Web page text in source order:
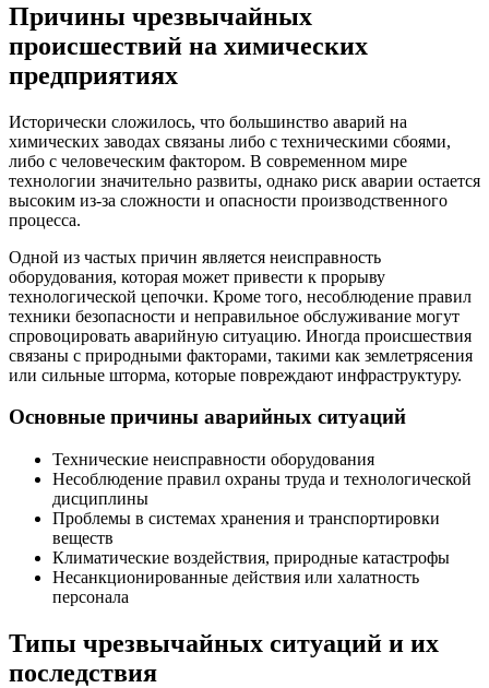
Причины чрезвычайных
происшествий на химических
предприятиях
Исторически сложилось, что большинство аварий на
химических заводах связаны либо с техническими сбоями,
либо с человеческим фактором. В современном мире
технологии значительно развиты, однако риск аварии остается
высоким из-за сложности и опасности производственного
процесса.
Одной из частых причин является неисправность
оборудования, которая может привести к прорыву
технологической цепочки. Кроме того, несоблюдение правил
техники безопасности и неправильное обслуживание могут
спровоцировать аварийную ситуацию. Иногда происшествия
связаны с природными факторами, такими как землетрясения
или сильные шторма, которые повреждают инфраструктуру.
Основные причины аварийных ситуаций
Технические неисправности оборудования
Несоблюдение правил охраны труда и технологической
дисциплины
Проблемы в системах хранения и транспортировки
веществ
Климатические воздействия, природные катастрофы
Несанкционированные действия или халатность
персонала
Типы чрезвычайных ситуаций и их
последствия